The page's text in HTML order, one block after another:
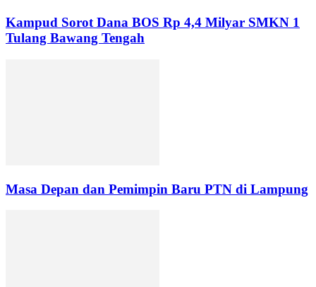
Kampud Sorot Dana BOS Rp 4,4 Milyar SMKN 1
Tulang Bawang Tengah
Masa Depan dan Pemimpin Baru PTN di Lampung